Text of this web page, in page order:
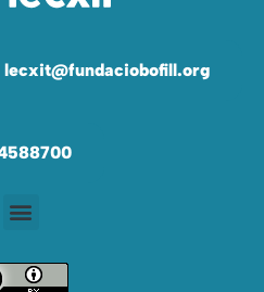
lecxit@fundaciobofill.org